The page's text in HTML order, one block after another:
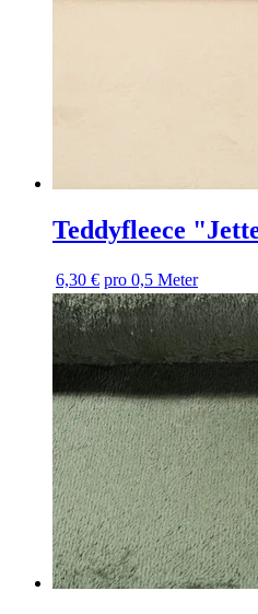
Teddyfleece
6,30 € pro 0,5 Meter